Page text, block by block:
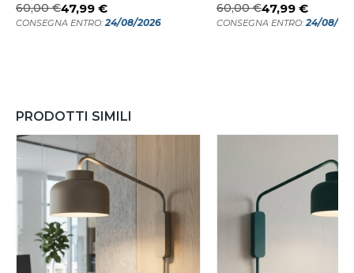
60,00 €47,99 €
CONSEGNA ENTRO:24/08/2026
60,00 €47,99 €
CONSEGNA ENTRO:24/08/
PRODOTTI SIMILI